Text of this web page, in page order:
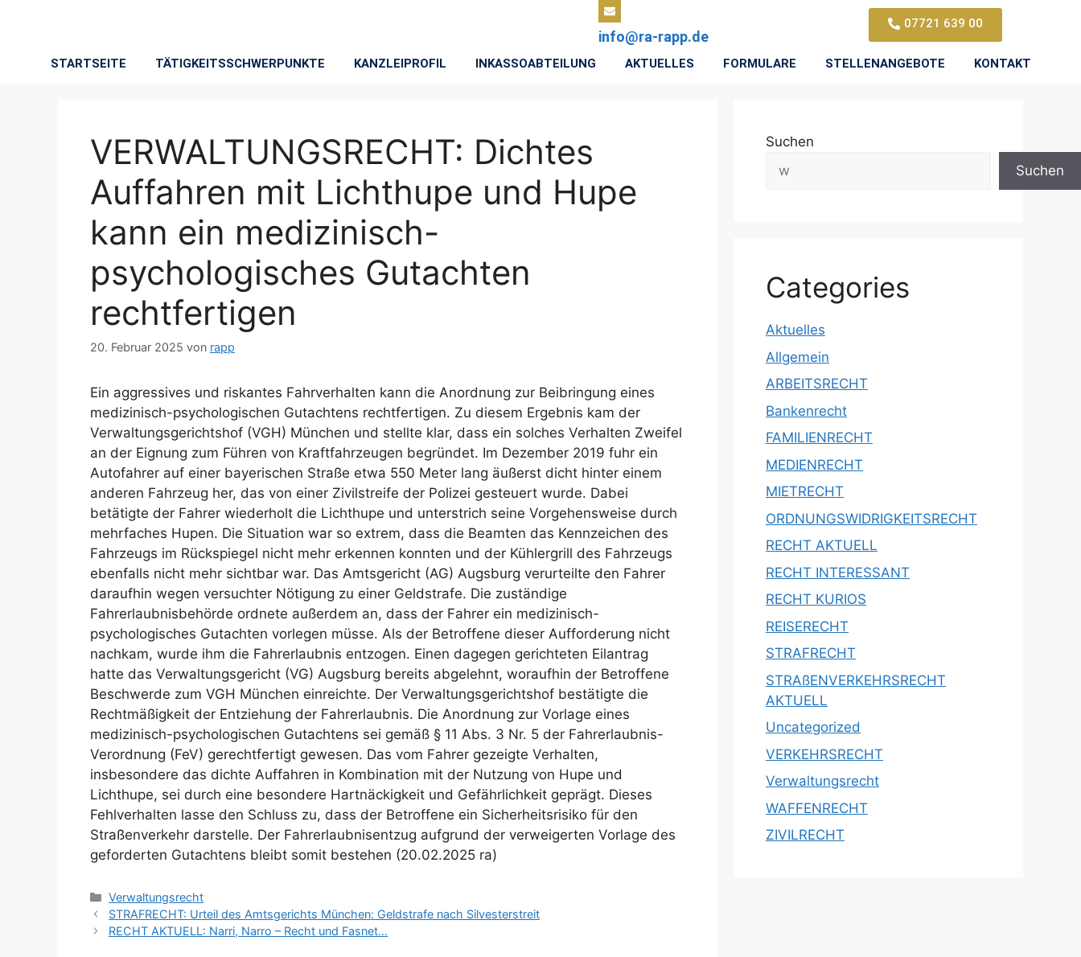
info@ra-rapp.de
07721 639 00
STARTSEITE TÄTIGKEITSSCHWERPUNKTE KANZLEIPROFIL INKASSOABTEILUNG AKTUELLES FORMULARE STELLENANGEBOTE KONTAKT
VERWALTUNGSRECHT: Dichtes
Auffahren mit Lichthupe und Hupe
kann ein medizinisch-
psychologisches Gutachten
rechtfertigen
20. Februar 2025 von rapp
Ein aggressives und riskantes Fahrverhalten kann die Anordnung zur Beibringung eines
medizinisch-psychologischen Gutachtens rechtfertigen. Zu diesem Ergebnis kam der
Verwaltungsgerichtshof (VGH) München und stellte klar, dass ein solches Verhalten Zweifel
an der Eignung zum Führen von Kraftfahrzeugen begründet. Im Dezember 2019 fuhr ein
Autofahrer auf einer bayerischen Straße etwa 550 Meter lang äußerst dicht hinter einem
anderen Fahrzeug her, das von einer Zivilstreife der Polizei gesteuert wurde. Dabei
betätigte der Fahrer wiederholt die Lichthupe und unterstrich seine Vorgehensweise durch
mehrfaches Hupen. Die Situation war so extrem, dass die Beamten das Kennzeichen des
Fahrzeugs im Rückspiegel nicht mehr erkennen konnten und der Kühlergrill des Fahrzeugs
ebenfalls nicht mehr sichtbar war. Das Amtsgericht (AG) Augsburg verurteilte den Fahrer
daraufhin wegen versuchter Nötigung zu einer Geldstrafe. Die zuständige
Fahrerlaubnisbehörde ordnete außerdem an, dass der Fahrer ein medizinisch-
psychologisches Gutachten vorlegen müsse. Als der Betroffene dieser Aufforderung nicht
nachkam, wurde ihm die Fahrerlaubnis entzogen. Einen dagegen gerichteten Eilantrag
hatte das Verwaltungsgericht (VG) Augsburg bereits abgelehnt, woraufhin der Betroffene
Beschwerde zum VGH München einreichte. Der Verwaltungsgerichtshof bestätigte die
Rechtmäßigkeit der Entziehung der Fahrerlaubnis. Die Anordnung zur Vorlage eines
medizinisch-psychologischen Gutachtens sei gemäß § 11 Abs. 3 Nr. 5 der Fahrerlaubnis-
Verordnung (FeV) gerechtfertigt gewesen. Das vom Fahrer gezeigte Verhalten,
insbesondere das dichte Auffahren in Kombination mit der Nutzung von Hupe und
Lichthupe, sei durch eine besondere Hartnäckigkeit und Gefährlichkeit geprägt. Dieses
Fehlverhalten lasse den Schluss zu, dass der Betroffene ein Sicherheitsrisiko für den
Straßenverkehr darstelle. Der Fahrerlaubnisentzug aufgrund der verweigerten Vorlage des
geforderten Gutachtens bleibt somit bestehen (20.02.2025 ra)
Verwaltungsrecht
STRAFRECHT: Urteil des Amtsgerichts München: Geldstrafe nach Silvesterstreit
RECHT AKTUELL: Narri, Narro – Recht und Fasnet…
Suchen
Suchen
Categories
Aktuelles
Allgemein
ARBEITSRECHT
Bankenrecht
FAMILIENRECHT
MEDIENRECHT
MIETRECHT
ORDNUNGSWIDRIGKEITSRECHT
RECHT AKTUELL
RECHT INTERESSANT
RECHT KURIOS
REISERECHT
STRAFRECHT
STRAßENVERKEHRSRECHT
AKTUELL
Uncategorized
VERKEHRSRECHT
Verwaltungsrecht
WAFFENRECHT
ZIVILRECHT